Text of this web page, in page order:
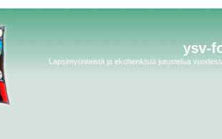
ysv-
Lapsimyönteistä ja ekohenkistä jutustelua